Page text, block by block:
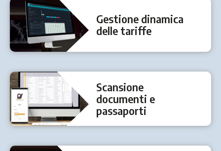
Gestione dinamica
delle tariffe
Scansione
documenti e
passaporti